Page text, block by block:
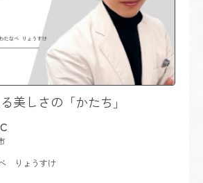
美しさの「かたち」
りょうすけ